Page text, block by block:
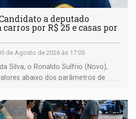
a deputado
por R$ 25 e casas por
de Agosto de 2026 às 17:05
Silva, o Ronaldo Sulfrio (Novo),
abaixo dos parâmetros de